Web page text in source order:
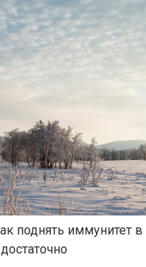
поднять